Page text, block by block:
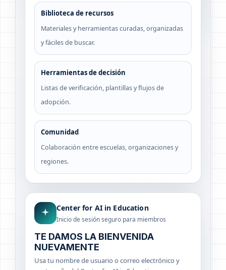
Biblioteca de recursos
Materiales y herramientas curadas, organizadas
y fáciles de buscar.
Herramientas de decisión
Listas de verificación, plantillas y flujos de
adopción.
Comunidad
Colaboración entre escuelas, organizaciones y
regiones.
Center for AI in Education
Inicio de sesión seguro para miembros
TE DAMOS LA BIENVENIDA
NUEVAMENTE
Usa tu nombre de usuario o correo electrónico y